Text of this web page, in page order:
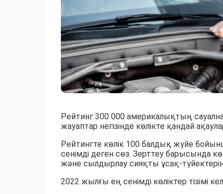
Рейтинг 300 000 америкалықтың
жауаптар негізінде көлікте қандай
Рейтингте көлік 100 балдық жүйе
сенімді деген сөз. Зерттеу барысында
және сылдырлау сияқты ұсақ-
2022 жылғы ең сенімді көліктер тізімі